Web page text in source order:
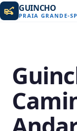
GUINCHO
PRAIA GRANDE-SP